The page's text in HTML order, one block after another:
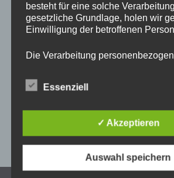
Einen Vielzahl an ausgesuchten
Kulinarik machen den Ostermarkt
Erlebnis. Die kleinen Gäste kommen da
bei einem bunten Programm das
Uns findet Ihr im Drechslereimuseum im
Freu mich schon auf euch.
besteht für eine solche
gesetzliche Grundlage, holen wir
Einwilligung der betroffenen
Die Verarbeitung
Adresse oder Telefonnummer einer
Person, erfolgt stets im Einklang mit
Übereinstimmung mit den für uns
landesspezifischen
Mittels dieser
und Zweck der von uns erhobenen,
verarbeiteten personenbezogenen
Essenziell
✓ Akzeptieren
Auswahl speichern